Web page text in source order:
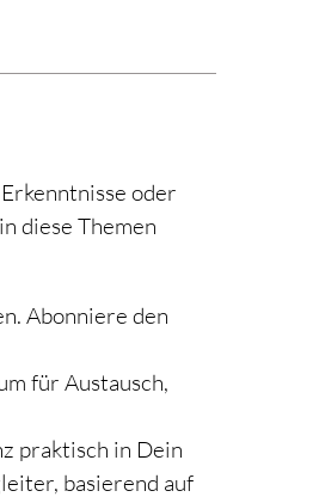
oder
diese Themen
Abonniere den
für Austausch,
praktisch in Dein
basierend auf